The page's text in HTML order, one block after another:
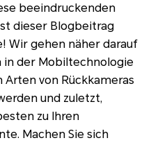
beeindruckenden
dieser Blogbeitrag
Wir gehen näher darauf
in der Mobiltechnologie
von Rückkameras
und zuletzt,
zu Ihren
Machen Sie sich